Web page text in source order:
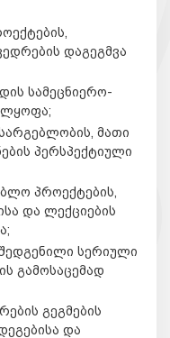
დაგეგმვა
სამეცნიერო-
მათი
პერსპექტიული
პროექტების,
და ლექციების
სერიული
გამოსაცემად
გეგმების
და